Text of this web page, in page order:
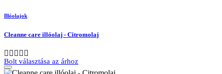
Illóolajok
Cleanne care illóolaj - Citromolaj
Bolt választása az árhoz